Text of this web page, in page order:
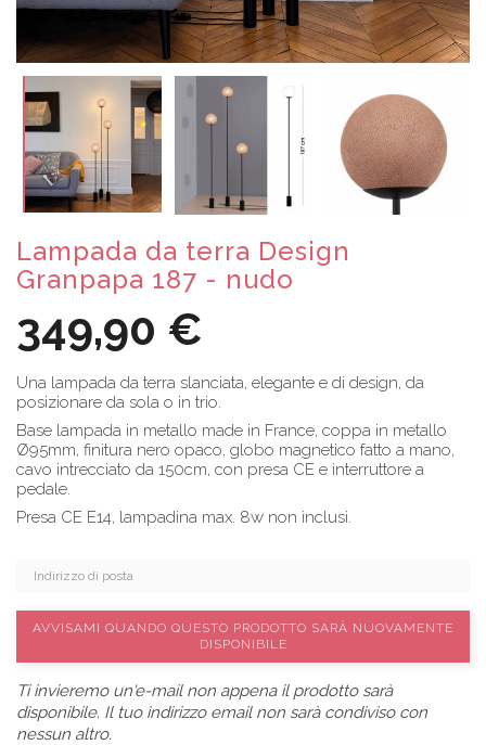
Lampada da terra Design
Granpapa 187 - nudo
349,90 €
Una lampada da terra slanciata, elegante e di design, da
posizionare da sola o in trio.
Base lampada in metallo made in France, coppa in metallo
Ø95mm, finitura nero opaco, globo magnetico fatto a mano,
cavo intrecciato da 150cm, con presa CE e interruttore a
pedale.
Presa CE E14, lampadina max. 8w non inclusi.
AVVISAMI QUANDO QUESTO PRODOTTO SARÀ NUOVAMENTE
DISPONIBILE
Ti invieremo un'e-mail non appena il prodotto sarà
disponibile. Il tuo indirizzo email non sarà condiviso con
nessun altro.